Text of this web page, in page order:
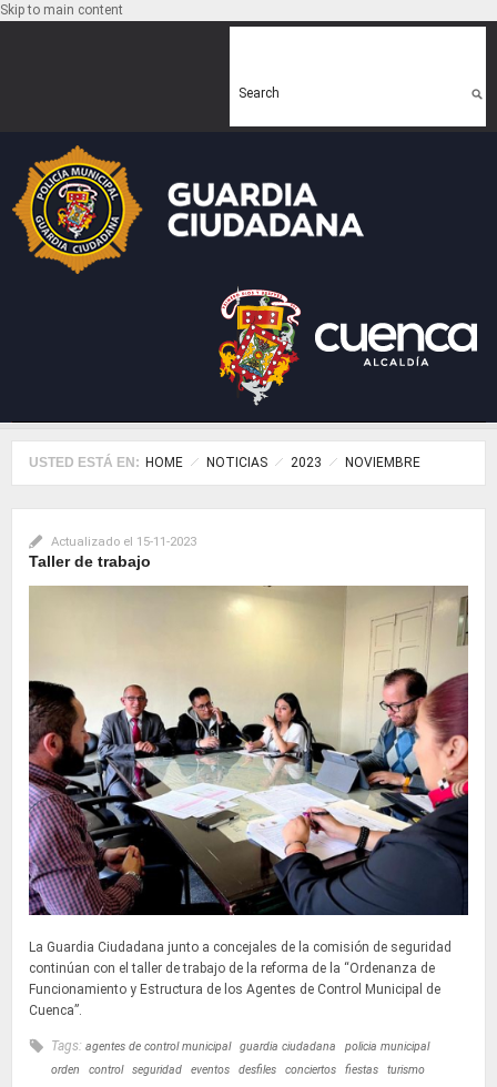
Skip to main content
Search
USTED ESTÁ EN: HOME NOTICIAS 2023 NOVIEMBRE
Actualizado el 15-11-2023
Taller de trabajo
La Guardia Ciudadana junto a concejales de la comisión de seguridad
continúan con el taller de trabajo de la reforma de la “Ordenanza de
Funcionamiento y Estructura de los Agentes de Control Municipal de
Cuenca”.
Tags: agentes de control municipal guardia ciudadana
policia municipal
orden
control seguridad eventos desfiles conciertos fiestas turismo